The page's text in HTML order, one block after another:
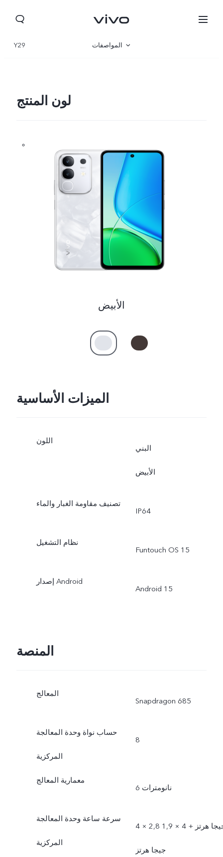
Yemen(AR) | حدد البلد/المنطقة
Y29 المواصفات
لون المنتج
الأبيض
الميزات الأساسية
اللون
البني
الأبيض
تصنيف مقاومة الغبار والماء
IP64
نظام التشغيل
Funtouch OS 15
إصدار Android
Android 15
المنصة
المعالج
Snapdragon 685
حساب نواة وحدة المعالجة
المركزية
8
معمارية المعالج
6 نانومترات
سرعة ساعة وحدة المعالجة
المركزية
4 × 2,8 جيجا هرتز + 4 × 1,9
جيجا هرتز